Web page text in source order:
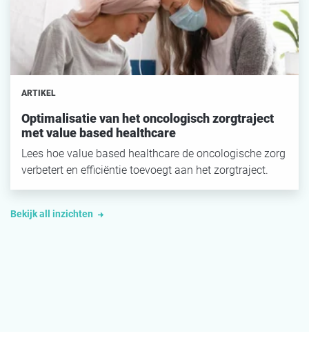
ARTIKEL
Optimalisatie van het oncologisch zorgtraject
met value based healthcare
Lees hoe value based healthcare de oncologische zorg
verbetert en efficiëntie toevoegt aan het zorgtraject.
Bekijk all inzichten